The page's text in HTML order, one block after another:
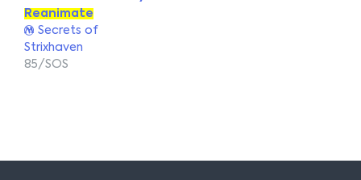
Reanimate
Secrets of
Strixhaven
85/SOS